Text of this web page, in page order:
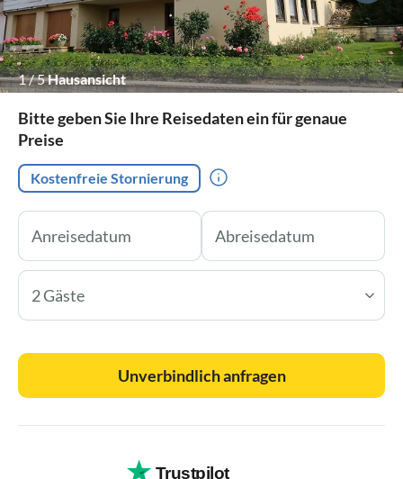
1/5Hausansicht
Bitte geben Sie Ihre Reisedaten ein für genaue
Preise
Kostenfreie Stornierung
2 Gäste
Unverbindlich anfragen